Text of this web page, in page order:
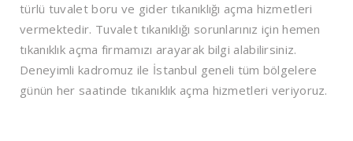
türlü tuvalet boru ve gider tıkanıklığı açma hizmetleri
vermektedir. Tuvalet tıkanıklığı sorunlarınız için hemen
tıkanıklık açma firmamızı arayarak bilgi alabilirsiniz.
Deneyimli kadromuz ile İstanbul geneli tüm bölgelere
günün her saatinde tıkanıklık açma hizmetleri veriyoruz.